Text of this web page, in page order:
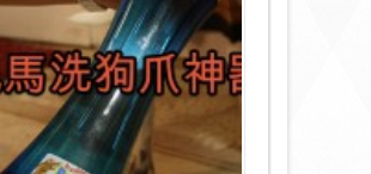
爪
器〉
中